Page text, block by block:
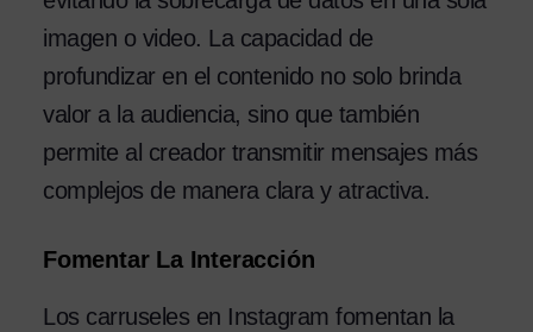
imagen o video. La capacidad de
profundizar en el contenido no solo brinda
valor a la audiencia, sino que también
permite al creador transmitir mensajes más
complejos de manera clara y atractiva.
Fomentar La Interacción
Los carruseles en Instagram fomentan la